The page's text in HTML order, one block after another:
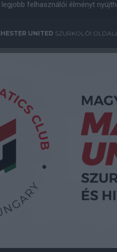
felhasználói élményt
UNITED SZURKOLÓI